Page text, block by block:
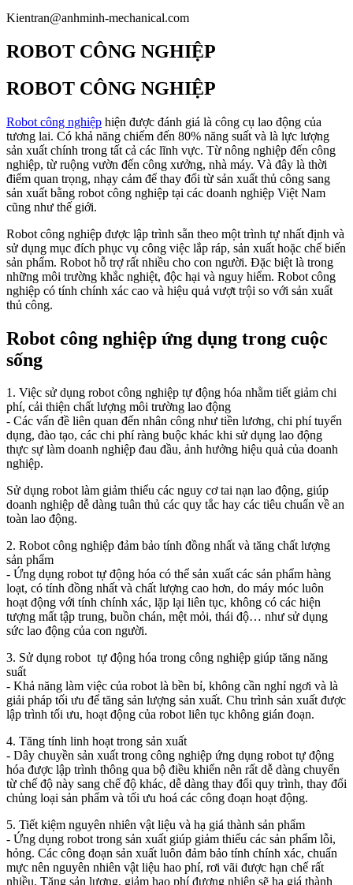
Kientran@anhminh-mechanical.com
ROBOT CÔNG NGHIỆP
ROBOT CÔNG NGHIỆP
Robot công nghiệp hiện được đánh giá là công cụ lao động của
tương lai. Có khả năng chiếm đến 80% năng suất và là lực lượng
sản xuất chính trong tất cả các lĩnh vực. Từ nông nghiệp đến công
nghiệp, từ ruộng vườn đến công xưởng, nhà máy. Và đây là thời
điểm quan trọng, nhạy cảm để thay đổi từ sản xuất thủ công sang
sản xuất bằng robot công nghiệp tại các doanh nghiệp Việt Nam
cũng như thế giới.
Robot công nghiệp được lập trình sẵn theo một trình tự nhất định và
sử dụng mục đích phục vụ công việc lắp ráp, sản xuất hoặc chế biến
sản phẩm. Robot hỗ trợ rất nhiều cho con người. Đặc biệt là trong
những môi trường khắc nghiệt, độc hại và nguy hiểm. Robot công
nghiệp có tính chính xác cao và hiệu quả vượt trội so với sản xuất
thủ công.
Robot công nghiệp ứng dụng trong cuộc
sống
1. Việc sử dụng robot công nghiệp tự động hóa nhằm tiết giảm chi
phí, cải thiện chất lượng môi trường lao động
- Các vấn đề liên quan đến nhân công như tiền lương, chi phí tuyển
dụng, đào tạo, các chi phí ràng buộc khác khi sử dụng lao động
thực sự làm doanh nghiệp đau đầu, ảnh hưởng hiệu quả của doanh
nghiệp.
Sử dụng robot làm giảm thiểu các nguy cơ tai nạn lao động, giúp
doanh nghiệp dễ dàng tuân thủ các quy tắc hay các tiêu chuẩn về an
toàn lao động.
2. Robot công nghiệp đảm bảo tính đồng nhất và tăng chất lượng
sản phẩm
- Ứng dụng robot tự động hóa có thể sản xuất các sản phẩm hàng
loạt, có tính đồng nhất và chất lượng cao hơn, do máy móc luôn
hoạt động với tính chính xác, lặp lại liên tục, không có các hiện
tượng mất tập trung, buồn chán, mệt mỏi, thái độ… như sử dụng
sức lao động của con người.
3. Sử dụng robot tự động hóa trong công nghiệp giúp tăng năng
suất
- Khả năng làm việc của robot là bền bỉ, không cần nghỉ ngơi và là
giải pháp tối ưu để tăng sản lượng sản xuất. Chu trình sản xuất được
lập trình tối ưu, hoạt động của robot liên tục không gián đoạn.
4. Tăng tính linh hoạt trong sản xuất
- Dây chuyền sản xuất trong công nghiệp ứng dụng robot tự động
hóa được lập trình thông qua bộ điều khiển nên rất dễ dàng chuyển
từ chế độ này sang chế độ khác, dễ dàng thay đổi quy trình, thay đổi
chủng loại sản phẩm và tối ưu hoá các công đoạn hoạt động.
5. Tiết kiệm nguyên nhiên vật liệu và hạ giá thành sản phẩm
- Ứng dụng robot trong sản xuất giúp giảm thiểu các sản phẩm lỗi,
hỏng. Các công đoạn sản xuất luôn đảm bảo tính chính xác, chuẩn
mực nên nguyên nhiên vật liệu hao phí, rơi vãi được hạn chế rất
nhiều. Tăng sản lượng, giảm hao phí đương nhiên sẽ hạ giá thành